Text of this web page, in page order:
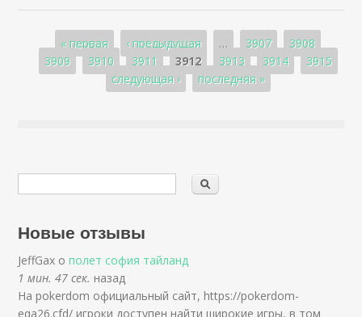
Страницы
« первая ‹ предыдущая … 3907
3908
3909
3910 3911 3912 3913 3914
3915
следующая ›
последняя »
Новые отзывы
JeffGax ополет софия тайланд
1 мин. 47 сек. назад
На pokerdom официальный сайт, https://pokerdom-
eqa26.cfd/ игроки доступен найти широкие игры, в том